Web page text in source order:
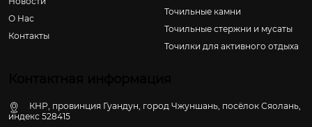
О Hас
Контакты
Точильные камни
Точильные стержни и мусаты
Точилки для активного отдыха
КНР, провинция Гуандун, город Чжуншань, посёлок Сяолань,
индекс 528415